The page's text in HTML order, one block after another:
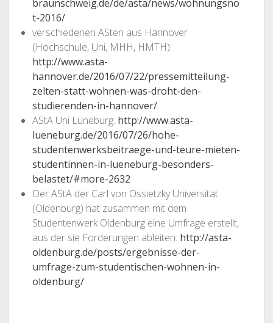
braunschweig.de/de/asta/news/wohnungsno
t-2016/
verschiedenen ASten aus Hannover
(Hochschule, Uni, MHH, HMTH):
http://www.asta-
hannover.de/2016/07/22/pressemitteilung-
zelten-statt-wohnen-was-droht-den-
studierenden-in-hannover/
AStA Uni Lüneburg: http://www.asta-
lueneburg.de/2016/07/26/hohe-
studentenwerksbeitraege-und-teure-mieten-
studentinnen-in-lueneburg-besonders-
belastet/#more-2632
Der AStA der Carl von Ossietzky Universität
(Oldenburg) hat zusammen mit dem
Studentenwerk Oldenburg eine Umfrage erstellt,
aus der sie Forderungen ableiten: http://asta-
oldenburg.de/posts/ergebnisse-der-
umfrage-zum-studentischen-wohnen-in-
oldenburg/